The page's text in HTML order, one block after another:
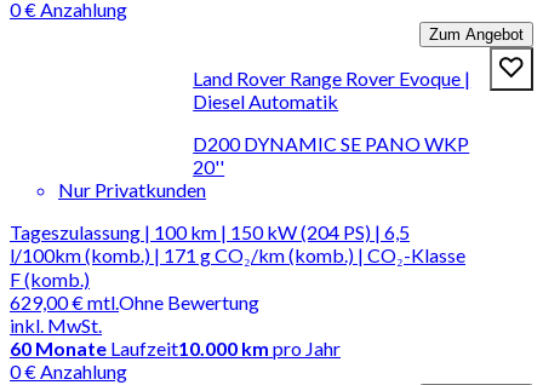
0 € Anzahlung
Zum Angebot
Land Rover Range Rover Evoque |
Diesel Automatik
D200 DYNAMIC SE PANO WKP
20''
Nur Privatkunden
Tageszulassung | 100 km | 150 kW (204 PS) | 6,5
l/100km (komb.) | 171 g CO₂/km (komb.) | CO₂-Klasse
F (komb.)
629,00 €mtl.
inkl. MwSt.
Ohne Bewertung
60 Monate Laufzeit10.000 km pro Jahr
0 € Anzahlung